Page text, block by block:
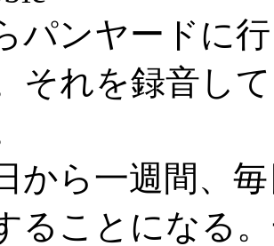
パンヤードに
それを録音し
ら一週間、
ることになる